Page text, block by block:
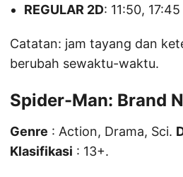
REGULAR 2D: 11:50,
Catatan: jam tayang dan
berubah sewaktu-waktu.
Spider-Man: Brand
Genre : Action, Drama, Sci.
Klasifikasi : 13+.